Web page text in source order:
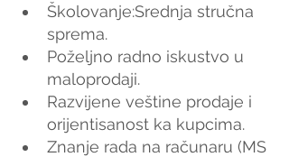
Školovanje:Srednja stručna
sprema.
Poželjno radno iskustvo u
maloprodaji.
Razvijene veštine prodaje i
orijentisanost ka kupcima.
Znanje rada na računaru (MS